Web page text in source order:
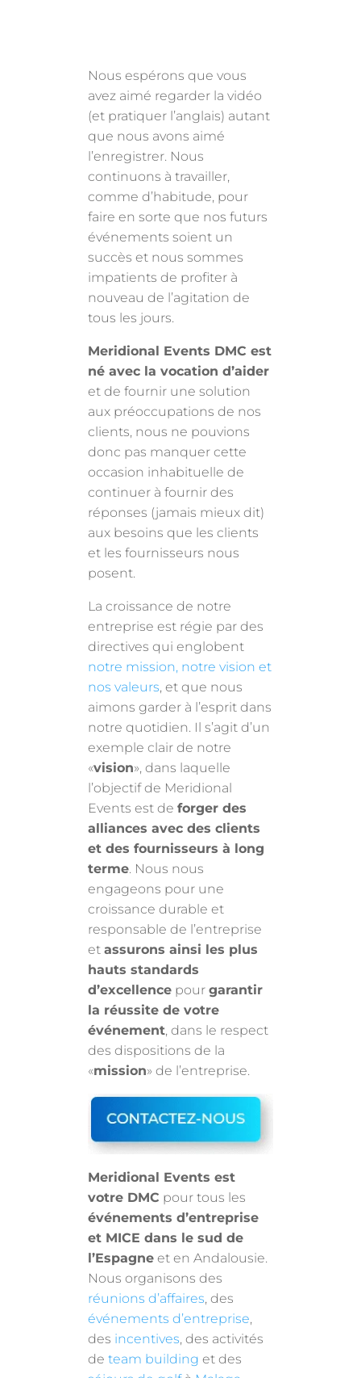
Nous espérons que vous
avez aimé regarder la vidéo
(et pratiquer l’anglais) autant
que nous avons aimé
l’enregistrer. Nous
continuons à travailler,
comme d’habitude, pour
faire en sorte que nos futurs
événements soient un
succès et nous sommes
impatients de profiter à
nouveau de l’agitation de
tous les jours.
Meridional Events DMC est
né avec la vocation d’aider
et de fournir une solution
aux préoccupations de nos
clients, nous ne pouvions
donc pas manquer cette
occasion inhabituelle de
continuer à fournir des
réponses (jamais mieux dit)
aux besoins que les clients
et les fournisseurs nous
posent.
La croissance de notre
entreprise est régie par des
directives qui englobent
notre mission, notre vision et
nos valeurs, et que nous
aimons garder à l’esprit dans
notre quotidien. Il s’agit d’un
exemple clair de notre
«vision», dans laquelle
l’objectif de Meridional
Events est deforger des
alliances avec des clients
et des fournisseurs à long
terme. Nous nous
engageons pour une
croissance durable et
responsable de l’entreprise
etassurons ainsi les plus
hauts standards
d’excellence pourgarantir
la réussite de votre
événement, dans le respect
des dispositions de la
«mission» de l’entreprise.
Meridional Events est
votre DMC pour tous les
événements d’entreprise
et MICE dans le sud de
l’Espagne et en Andalousie.
Nous organisons des
réunions d’affaires, des
événements d’entreprise,
des incentives, des activités
deteam building et des